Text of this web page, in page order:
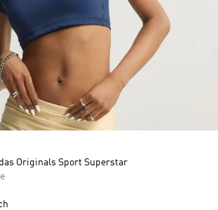
Originals Sport Superstar